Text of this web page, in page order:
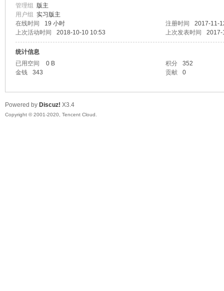
广
管理组 版主
用户组 实习版主
在线时间
19 小时 注册时间
2017-11-
上次活动时间
2018-10-10 10:53 上次发表时间 2017-
统计信息
已用空间
0 B 积分
352
金钱
343 贡献 0
Powered by Discuz! X3.4
Copyright © 2001-2020, Tencent Cloud.